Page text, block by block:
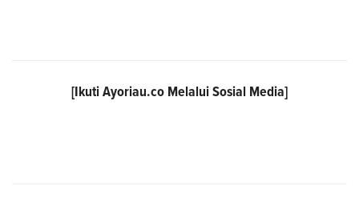
[Ikuti Ayoriau.co Melalui Sosial Media]